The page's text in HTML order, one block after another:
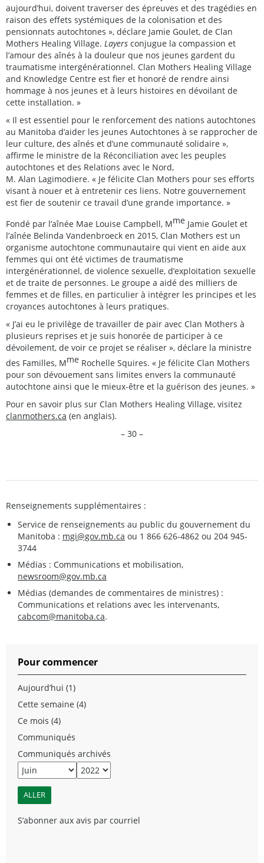
aujourd’hui, doivent traverser des épreuves et des tragédies en
raison des effets systémiques de la colonisation et des
pensionnats autochtones », déclare Jamie Goulet, de Clan
Mothers Healing Village. Layers conjugue la compassion et
l’amour des aînés à la douleur que nos jeunes gardent du
traumatisme intergénérationnel. Clan Mothers Healing Village
and Knowledge Centre est fier et honoré de rendre ainsi
hommage à nos jeunes et à leurs histoires en dévoilant de
cette installation. »
« Il est essentiel pour le renforcement des nations autochtones
au Manitoba d’aider les jeunes Autochtones à se rapprocher de
leur culture, des aînés et d’une communauté solidaire »,
affirme le ministre de la Réconciliation avec les peuples
autochtones et des Relations avec le Nord,
M. Alan Lagimodiere. « Je félicite Clan Mothers pour ses efforts
visant à nouer et à entretenir ces liens. Notre gouvernement
est fier de soutenir ce travail d’une grande importance. »
Fondé par l’aînée Mae Louise Campbell, Mme Jamie Goulet et
l’aînée Belinda Vandenbroeck en 2015, Clan Mothers est un
organisme autochtone communautaire qui vient en aide aux
femmes qui ont été victimes de traumatisme
intergénérationnel, de violence sexuelle, d’exploitation sexuelle
et de traite de personnes. Le groupe a aidé des milliers de
femmes et de filles, en particulier à intégrer les principes et les
croyances autochtones à leurs pratiques.
« J’ai eu le privilège de travailler de pair avec Clan Mothers à
plusieurs reprises et je suis honorée de participer à ce
dévoilement, de voir ce projet se réaliser », déclare la ministre
des Familles, Mme Rochelle Squires. « Je félicite Clan Mothers
pour son dévouement sans limites envers la communauté
autochtone ainsi que le mieux-être et la guérison des jeunes. »
Pour en savoir plus sur Clan Mothers Healing Village, visitez
clanmothers.ca (en anglais).
– 30 –
Renseignements supplémentaires :
Service de renseignements au public du gouvernement du
Manitoba : mgi@gov.mb.ca ou 1 866 626-4862 ou 204 945-
3744
Médias : Communications et mobilisation,
newsroom@gov.mb.ca
Médias (demandes de commentaires de ministres) :
Communications et relations avec les intervenants,
cabcom@manitoba.ca.
Pour commencer
Aujourd’hui (1)
Cette semaine (4)
Ce mois (4)
Communiqués
Communiqués archivés
S’abonner aux avis par courriel